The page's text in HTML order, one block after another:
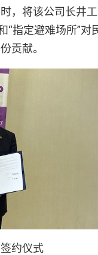
，将该公司长井
“指定避难场所”对
贡献。
约仪式